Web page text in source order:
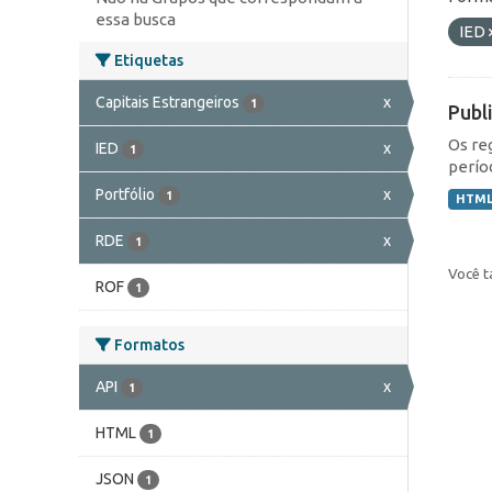
essa busca
Etiquetas
Capitais Estrangeiros 1 x
IED 1 x
Portfólio 1 x
RDE 1 x
ROF 1
Formatos
API 1 x
HTML 1
JSON 1
IED
Os
Você